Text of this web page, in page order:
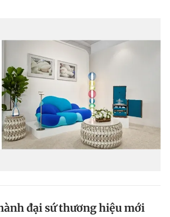
đại sứ thương hiệu mới